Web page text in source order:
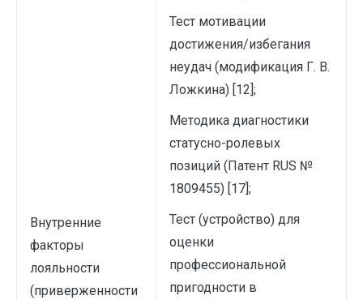
Внутренние
факторы
лояльности
(приверженности
Тест мотивации
достижения/избегания
неудач (модификация Г. В.
Ложкина) [12];
Методика диагностики
статусно-ролевых
позиций (Патент RUS №
1809455) [17];
Тест (устройство) для
оценки
профессиональной
пригодности в